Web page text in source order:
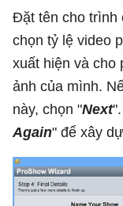
Đặt tên cho trình
chọn tỷ lệ video
xuất hiện và cho
ảnh của mình.
này, chọn "Next
Again" để xây